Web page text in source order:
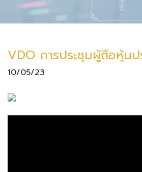
VDO การประชุมผู้ถือหุ้น
10/05/23